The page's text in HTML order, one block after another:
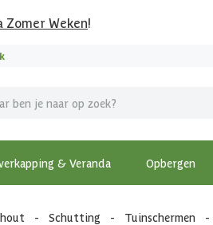
Zomer Weken!
& Veranda Opbergen
- Schutting - Tuinschermen -